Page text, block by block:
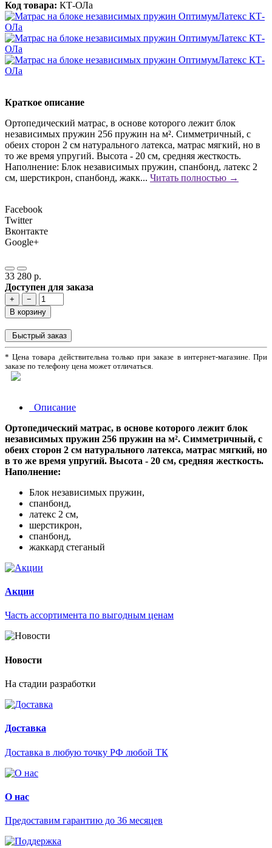
Код товара: КТ-ОЛа
Краткое описание
Ортопедический матрас, в основе которого лежит блок
независимых пружин 256 пружин на м². Симметричный, с
обеих сторон 2 см натурального латекса, матрас мягкий, но в
то же время упругий. Высота - 20 см, средняя жесткость.
Наполнение: Блок независимых пружин, спанбонд, латекс 2
см, шерстикрон, спанбонд, жакк... Читать полностью →
Facebook
Twitter
Вконтакте
Google+
33 280 р.
Доступен для заказа
+
−
В корзину
Быстрый заказ
* Цена товара действительна только при заказе в интернет-магазине. При
заказе по телефону цена может отличаться.
Описание
Ортопедический матрас, в основе которого лежит блок
независимых пружин 256 пружин на м². Симметричный, с
обеих сторон 2 см натурального латекса, матрас мягкий, но
в то же время упругий. Высота - 20 см, средняя жесткость.
Наполнение:
Блок независимых пружин,
спанбонд,
латекс 2 см,
шерстикрон,
спанбонд,
жаккард стеганый
Акции
Часть ассортимента по выгодным ценам
Новости
На стадии разработки
Доставка
Доставка в любую точку РФ любой ТК
О нас
Предоставим гарантию до 36 месяцев